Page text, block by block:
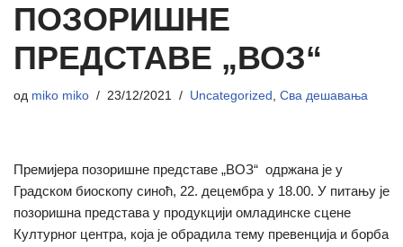
ПОЗОРИШНЕ
ПРЕДСТАВЕ „ВОЗ“
од miko miko 23/12/2021 Uncategorized , Сва дешавања
Премијера позоришне представе „ВОЗ“ одржана је у
Градском биоскопу синоћ, 22. децембра у 18.00. У питању је
позоришна представа у продукцији омладинске сцене
Културног центра, која је обрадила тему превенција и борба